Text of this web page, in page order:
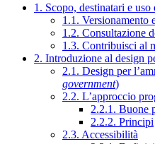
1. Scopo, destinatari e
1.1. Versionamento
1.2. Consultazione
1.3. Contribuisci al
2. Introduzione al design
2.1. Design per
government)
2.2. L’approccio
2.2.1. Buone
2.2.2. Principi
2.3. Accessibilità